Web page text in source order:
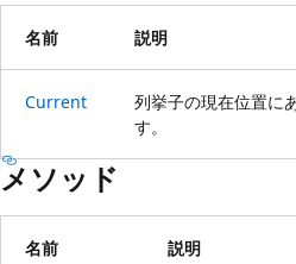
名前 説明
Current
列挙子の現在位置に
す。
メソッド
名前 説明